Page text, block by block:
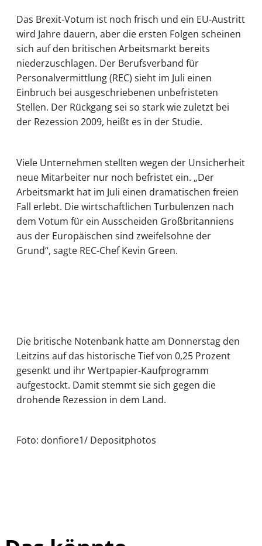
Das Brexit-Votum ist noch frisch und ein EU-Austritt
wird Jahre dauern, aber die ersten Folgen scheinen
sich auf den britischen Arbeitsmarkt bereits
niederzuschlagen. Der Berufsverband für
Personalvermittlung (REC) sieht im Juli einen
Einbruch bei ausgeschriebenen unbefristeten
Stellen. Der Rückgang sei so stark wie zuletzt bei
der Rezession 2009, heißt es in der Studie.
Viele Unternehmen stellten wegen der Unsicherheit
neue Mitarbeiter nur noch befristet ein. „Der
Arbeitsmarkt hat im Juli einen dramatischen freien
Fall erlebt. Die wirtschaftlichen Turbulenzen nach
dem Votum für ein Ausscheiden Großbritanniens
aus der Europäischen sind zweifelsohne der
Grund“, sagte REC-Chef Kevin Green.
Die britische Notenbank hatte am Donnerstag den
Leitzins auf das historische Tief von 0,25 Prozent
gesenkt und ihr Wertpapier-Kaufprogramm
aufgestockt. Damit stemmt sie sich gegen die
drohende Rezession in dem Land.
Foto: donfiore1/ Depositphotos